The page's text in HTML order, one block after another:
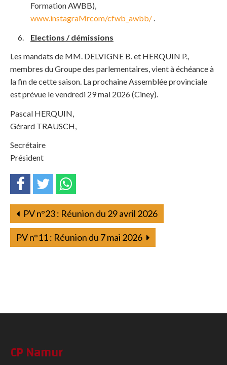
Formation AWBB),
www.instagraMrcom/cfwb_awbb/.
Elections / démissions
Les mandats de MM. DELVIGNE B. et HERQUIN P.,
membres du Groupe des parlementaires, vient à échéance à
la fin de cette saison. La prochaine Assemblée provinciale
est prévue le vendredi 29 mai 2026 (Ciney).
Pascal HERQUIN,
Gérard TRAUSCH,
Secrétaire
Président
PV n°23 : Réunion du 29 avril 2026
PV n°11 : Réunion du 7 mai 2026
CP Namur